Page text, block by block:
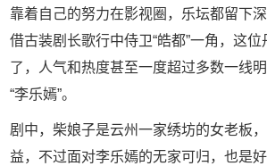
靠着自己的努力在影视圈，乐坛都留下
借古装剧长歌行中侍卫“皓都”一角，这
了，人气和热度甚至一度超过多数一线
“李乐嫣”。
剧中，柴娘子是云州一家绣坊的女老板
益，不过面对李乐嫣的无家可归，也是